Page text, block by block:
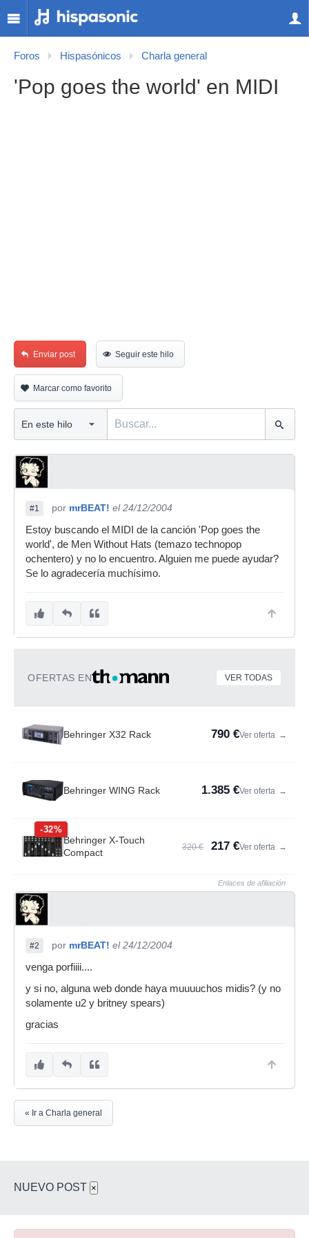
Foros Hispasónicos Charla general
'Pop goes the world' en MIDI
Enviar post Seguir este hilo
Marcar como favorito
#1 por mrBEAT! el 24/12/2004
Estoy buscando el MIDI de la canción 'Pop goes the
world', de Men Without Hats (temazo technopop
ochentero) y no lo encuentro. Alguien me puede ayudar?
Se lo agradecería muchísimo.
OFERTAS EN VER TODAS
Behringer X32 Rack 790 €Ver oferta →
Behringer WING Rack 1.385 €Ver oferta →
-32%
Behringer X-Touch
Compact
320 € 217 €Ver oferta →
Enlaces de afiliación
#2 por mrBEAT! el 24/12/2004
venga porfiiii....
y si no, alguna web donde haya muuuuchos midis? (y no
solamente u2 y britney spears)
gracias
« Ir a Charla general
NUEVO POST ×